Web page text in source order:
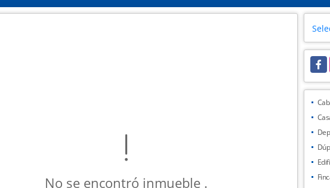
No se encontró inmueble .